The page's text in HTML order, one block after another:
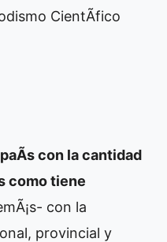
CientÃ­fico
con la cantidad
como tiene
con la
provincial y